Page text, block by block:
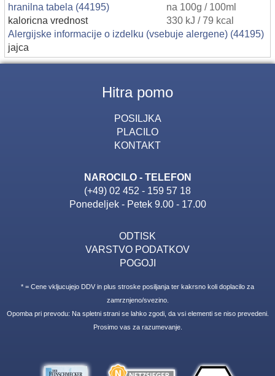
hranilna tabela (44195)
na 100g / 100ml
kaloricna vrednost
330 kJ / 79 kcal
Alergijske informacije o izdelku (vsebuje alergene) (44195)
jajca
Hitra pomo
POSILJKA
PLACILO
KONTAKT
NAROCILO - TELEFON
(+49) 02 452 - 159 57 18
Ponedeljek - Petek 9.00 - 17.00
ODTISK
VARSTVO PODATKOV
POGOJI
* = Cene vkljucujejo DDV in plus stroske posiljanja ter kakrsno koli doplacilo za
zamrznjeno/svezino.
Opomba pri prevodu: Na spletni strani se lahko zgodi, da vsi elementi se niso prevedeni.
Prosimo vas za razumevanje.